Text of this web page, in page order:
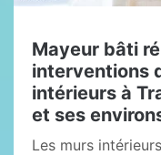
Mayeur bâti
interventions
intérieurs à
et ses
Les murs